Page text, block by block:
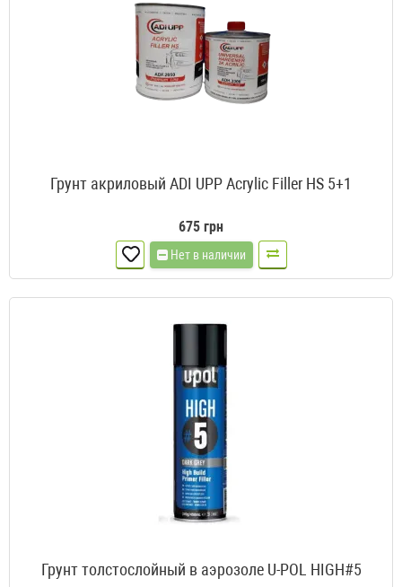
Грунт акриловый ADI UPP Acrylic Filler HS 5+1
675 грн
Нет в наличии
Грунт толстослойный в аэрозоле U-POL HIGH#5